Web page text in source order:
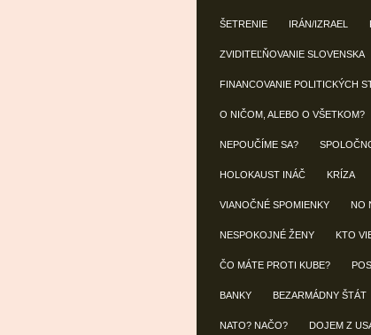
ŠETRENIE IRÁN/IZRAEL
ZVIDITEĽŇOVANIE SLOVENSKA
FINANCOVANIE POLITICKÝCH
O NIČOM, ALEBO O VŠETKOM?
NEPOUČÍME SA?
HOLOKAUST INÁČ KRÍZA
VIANOČNÉ SPOMIENKY NO
NESPOKOJNÉ ŽENY KTO
ČO MÁTE PROTI KUBE?
BANKY BEZARMÁDNY ŠTÁT
NATO? NAČO? DOJEM Z